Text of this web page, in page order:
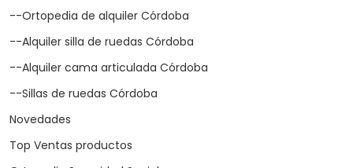
--Ortopedia de alquiler Córdoba
--Alquiler silla de ruedas Córdoba
--Alquiler cama articulada Córdoba
--Sillas de ruedas Córdoba
Novedades
Top Ventas productos